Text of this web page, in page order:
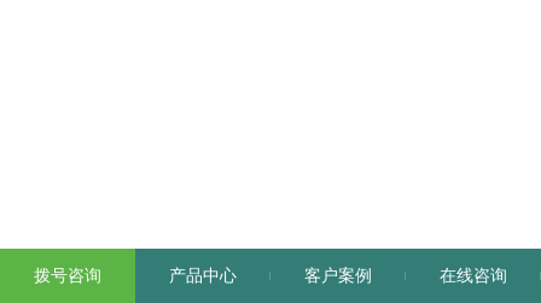
拨号咨询 产品中心 客户案例 在线咨询